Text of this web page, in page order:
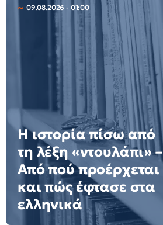
09.08.2026 - 01:00
Η ιστορία πίσω από
τη λέξη «ντουλάπι» –
Από πού προέρχεται
και πώς έφτασε στα
ελληνικά